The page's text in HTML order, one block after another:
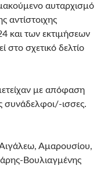
αυταρχισμό
αντίστοιχης
και των εκτιμήσεων
στο σχετικό δελτίο
με απόφαση
ισσες.
Αμαρουσίου,
Βουλιαγμένης